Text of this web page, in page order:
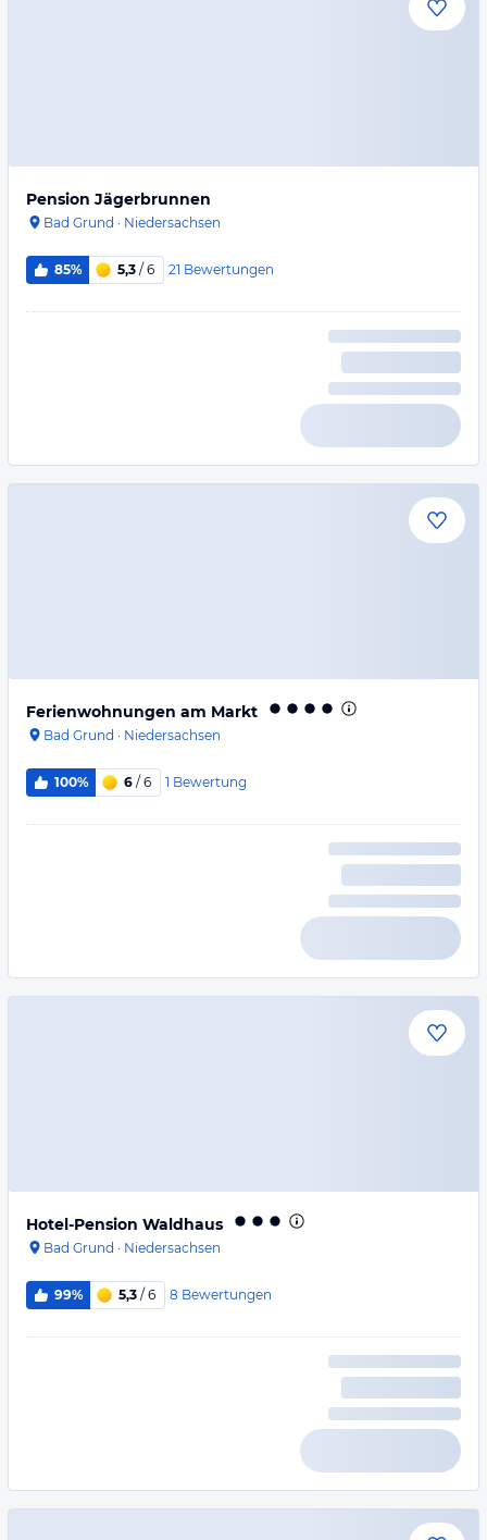
Pension Jägerbrunnen
Bad Grund · Niedersachsen
85% 5,3 / 6 21 Bewertungen
Ferienwohnungen am Markt
Bad Grund · Niedersachsen
100% 6 / 6 1 Bewertung
Hotel-Pension Waldhaus
Bad Grund · Niedersachsen
99% 5,3 / 6 8 Bewertungen